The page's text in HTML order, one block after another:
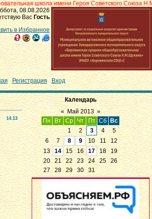
имени Героя Советского Союза Н.М.Щукина»
08.08.2026
Вас Гость
в Избранное
Регистрация Вход
14:13
Календарь
«
Май 2013 »
Пн
Вт Ср Чт Пт Сб
Вс
1
2 3 4
5
6
7 8 9 10 11
12
13
14 15 16 17 18
19
20
21 22 23 24 25
26
27
28 29 30 31